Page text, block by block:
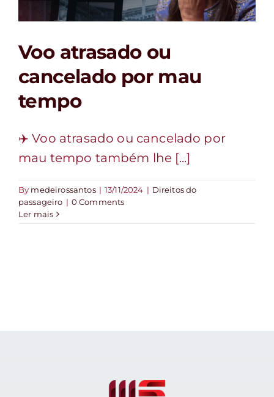
Voo atrasado ou
cancelado por mau
tempo
✈️ Voo atrasado ou cancelado por
mau tempo também lhe [...]
By medeirossantos | 13/11/2024 | Direitos do
passageiro | 0 Comments
Ler mais